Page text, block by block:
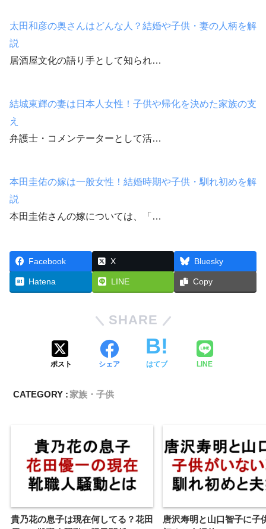
太田和彦の奥さんはどんな人？結婚や子供・妻の人柄を解
説
居酒屋文化の語り手として知られ…
結城東輝の妻は日本人女性！子供や帰化を決めた家族の支
え
弁護士・コメンテーターとして活…
本田圭佑の嫁は一般女性！結婚時期や子供・馴れ初めを解
説
本田圭佑さんの嫁については、「…
Facebook X Bluesky
Hatena LINE Copy
SHARE
ポスト シェア はてブ LINE
CATEGORY : 家族・子供
貴乃花の息子は現在何してる？花田
唐沢寿明と山口智子に子